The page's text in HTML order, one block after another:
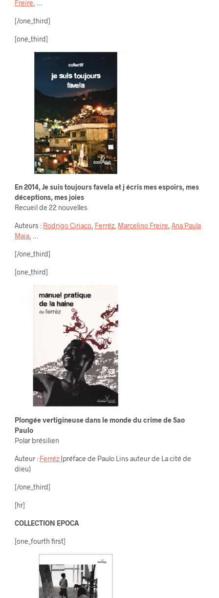
Freire
[/one_third]
[one_third]
En 2014, Je suis toujours favela et j écris mes espoirs, mes
déceptions, mes joies
Recueil de 22 nouvelles
Auteurs : Rodrigo Ciriaco Ferréz Marcelino Freire Ana Paula
Maia
[/one_third]
[one_third]
Plongée vertigineuse dans le monde du crime de Sao
Paulo
Polar brésilien
Auteur : Ferréz (préface de Paulo Lins auteur de La cité de
dieu)
[/one_third]
[hr]
COLLECTION EPOCA
[one_fourth first]